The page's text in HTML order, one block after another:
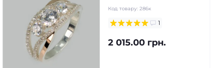
Код товару: 286к
1
2 015.00 грн.